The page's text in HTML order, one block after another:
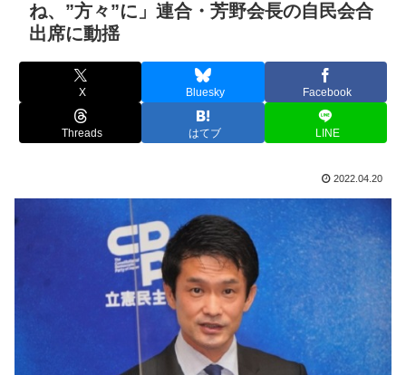
ね、”方々”に」連合・芳野会長の自民会合
出席に動揺
X Bluesky Facebook
Threads はてブ LINE
2022.04.20